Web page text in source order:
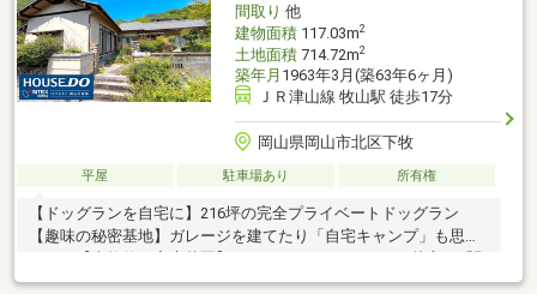
間取り 他
建物面積117.03m2
土地面積714.72m2
築年月 1963年3月(築63年6ヶ月)
ＪＲ津山線 牧山駅 徒歩17分
岡山県岡山市北区下牧
平屋 駐車場あり 所有権
【ドッグランを自宅に】216坪の完全プライベートドッグラン
【趣味の秘密基地】ガレージを建てたり「自宅キャンプ」も思い
菜の下処理用」にする贅沢な使い方も【4LDDKK×アトリエ】リモ